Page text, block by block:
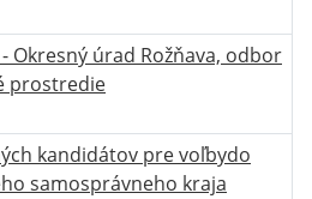
Okresný úrad Rožňava, odbor
prostredie
kandidátov pre voľbydo
samosprávneho kraja